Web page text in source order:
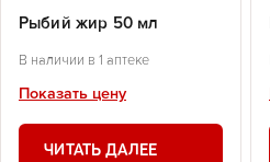
Рыбий жир 50 мл
В наличии в 1 аптеке
Показать цену
ЧИТАТЬ ДАЛЕЕ